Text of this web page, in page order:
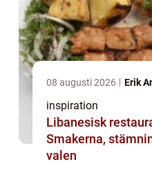
08 augusti 2026 Erik
inspiration
Libanesisk
Smakerna,
valen